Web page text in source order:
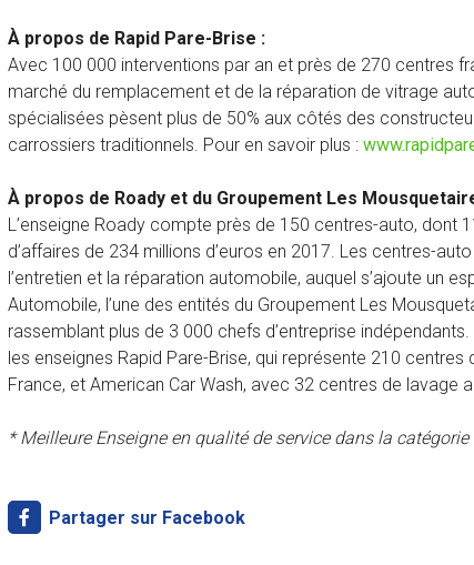
À propos de Rapid Pare-Brise :
Avec 100 000 interventions par an et près de 270 centres
marché du remplacement et de la réparation de vitrage
spécialisées pèsent plus de 50% aux côtés des
carrossiers traditionnels. Pour en savoir plus :
À propos de Roady et du Groupement Les
L’enseigne Roady compte près de 150 centres-auto, dont
d’affaires de 234 millions d’euros en 2017. Les centres-
l’entretien et la réparation automobile, auquel s’ajoute un
Automobile, l’une des entités du Groupement Les
rassemblant plus de 3 000 chefs d’entreprise
les enseignes Rapid Pare-Brise, qui représente 210
France, et American Car Wash, avec 32 centres de lavage
* Meilleure Enseigne en qualité de service dans la catégorie
Partager sur Facebook